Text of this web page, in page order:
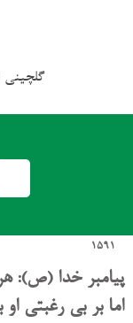
گلچینی
1591
پیامبر خدا (ص):
اما بر بی رغبتی او